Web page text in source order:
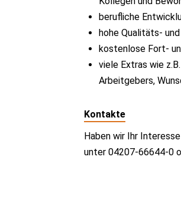
berufliche
hohe Qualitäts-
kostenlose Fort-
viele Extras wie
Arbeitgebers,
Kontakte
Haben wir Ihr
unter 04207-66644-0